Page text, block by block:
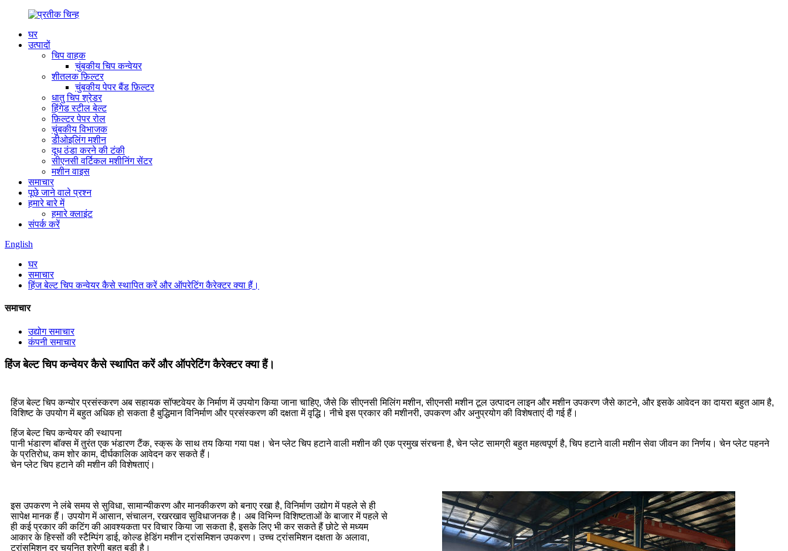
घर
उत्पादों
चिप वाहक
चुंबकीय चिप कन्वेयर
शीतलक फ़िल्टर
चुंबकीय पेपर बैंड फ़िल्टर
धातु चिप श्रेडर
हिंगेड स्टील बेल्ट
फ़िल्टर पेपर रोल
चुंबकीय विभाजक
डीओइलिंग मशीन
दूध ठंडा करने की टंकी
सीएनसी वर्टिकल मशीनिंग सेंटर
मशीन वाइस
समाचार
पूछे जाने वाले प्रश्न
हमारे बारे में
हमारे क्लाइंट
संपर्क करें
English
घर
समाचार
हिंज बेल्ट चिप कन्वेयर कैसे स्थापित करें और ऑपरेटिंग कैरेक्टर क्या हैं।
समाचार
उद्योग समाचार
कंपनी समाचार
हिंज बेल्ट चिप कन्वेयर कैसे स्थापित करें और ऑपरेटिंग कैरेक्टर क्या हैं।
हिंज बेल्ट चिप कन्योर प्रसंस्करण अब सहायक सॉफ्टवेयर के निर्माण में उपयोग किया जाना चाहिए, जैसे कि सीएनसी मिलिंग मशीन, सीएनसी मशीन टूल उत्पादन लाइन और मशीन उपकरण जैसे काटने, और इसके आवेदन का दायरा बहुत आम है,
विशिष्ट के उपयोग में बहुत अधिक हो सकता है बुद्धिमान विनिर्माण और प्रसंस्करण की दक्षता में वृद्धि। नीचे इस प्रकार की मशीनरी, उपकरण और अनुप्रयोग की विशेषताएं दी गई हैं।
हिंज बेल्ट चिप कन्वेयर की स्थापना
पानी भंडारण बॉक्स में तुरंत एक भंडारण टैंक, स्क्रू के साथ तय किया गया पक्ष। चेन प्लेट चिप हटाने वाली मशीन की एक प्रमुख संरचना है, चेन प्लेट सामग्री बहुत महत्वपूर्ण है, चिप हटाने वाली मशीन सेवा जीवन का निर्णय। चेन प्लेट पहनने
के प्रतिरोध, कम शोर काम, दीर्घकालिक आवेदन कर सकते हैं।
चेन प्लेट चिप हटाने की मशीन की विशेषताएं।
इस उपकरण ने लंबे समय से सुविधा, सामान्यीकरण और मानकीकरण को बनाए रखा है, विनिर्माण उद्योग में पहले से ही
सापेक्ष मानक हैं। उपयोग में आसान, संचालन, रखरखाव सुविधाजनक है। अब विभिन्न विशिष्टताओं के बाजार में पहले से
ही कई प्रकार की कटिंग की आवश्यकता पर विचार किया जा सकता है, इसके लिए भी कर सकते हैं छोटे से मध्यम
आकार के हिस्सों की स्टैम्पिंग डाई, कोल्ड हेडिंग मशीन ट्रांसमिशन उपकरण। उच्च ट्रांसमिशन दक्षता के अलावा,
ट्रांसमिशन दर चयनित श्रेणी बहुत बड़ी है।